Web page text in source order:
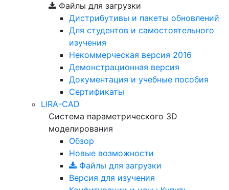
Файлы для загрузки
Дистрибутивы и пакеты обновлений
Для студентов и самостоятельного
изучения
Некоммерческая версия 2016
Демонстрационная версия
Документация и учебные пособия
Сертификаты
LIRA-CAD
Система параметрического 3D
моделирования
Обзор
Новые возможности
Файлы для загрузки
Версия для изучения